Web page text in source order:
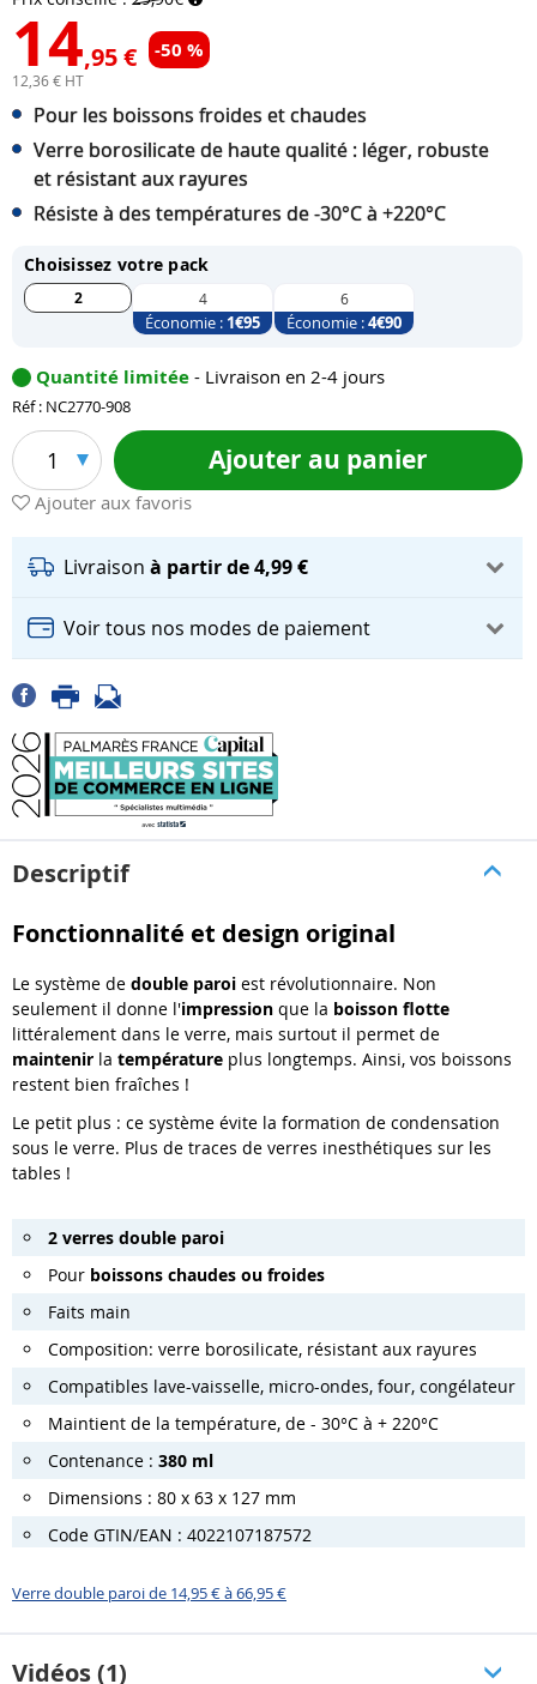
14,95 € -50 %
12,36 € HT
Pour les boissons froides et chaudes
Verre borosilicate de haute qualité : léger, robuste
et résistant aux rayures
Résiste à des températures de -30°C à +220°C
Choisissez votre pack
2 4
Économie : 1€95
6
Économie :4€90
Quantité limitée - Livraison en 2-4 jours
Réf : NC2770-908
1 Ajouter au panier
Ajouter aux favoris
Livraison à partir de 4,99 €
Voir tous nos modes de paiement
Descriptif
Fonctionnalité et design original
Le système de double paroi est révolutionnaire. Non
seulement il donne l'impression que la boisson flotte
littéralement dans le verre, mais surtout il permet de
maintenir la température plus longtemps. Ainsi, vos boissons
restent bien fraîches !
Le petit plus : ce système évite la formation de condensation
sous le verre. Plus de traces de verres inesthétiques sur les
tables !
2 verres double paroi
Pour boissons chaudes ou froides
Faits main
Composition: verre borosilicate, résistant aux rayures
Compatibles lave-vaisselle, micro-ondes, four, congélateur
Maintient de la température, de - 30°C à + 220°C
Contenance : 380 ml
Dimensions : 80 x 63 x 127 mm
Code GTIN/EAN : 4022107187572
Verre double paroi de 14,95 € à 66,95 €
Vidéos (1)